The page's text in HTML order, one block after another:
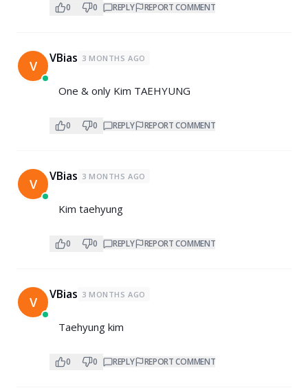
0 0 REPLY REPORT COMMENT
V VBias 3 MONTHS AGO
One & only Kim TAEHYUNG
0 0 REPLY REPORT COMMENT
V VBias 3 MONTHS AGO
Kim taehyung
0 0 REPLY REPORT COMMENT
V VBias 3 MONTHS AGO
Taehyung kim
0 0 REPLY REPORT COMMENT